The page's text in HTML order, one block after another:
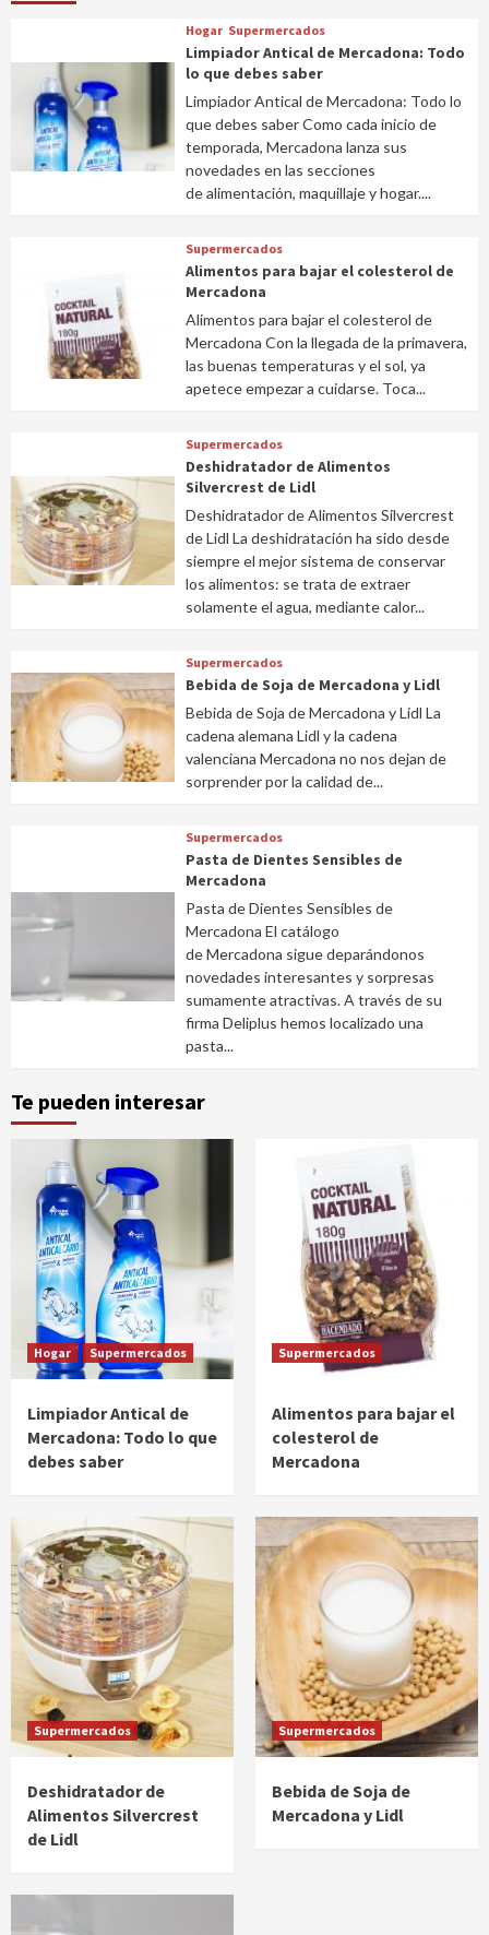
Hogar Supermercados
Limpiador Antical de Mercadona: Todo
lo que debes saber
Limpiador Antical de Mercadona: Todo lo
que debes saber Como cada inicio de
temporada, Mercadona lanza sus
novedades en las secciones
de alimentación, maquillaje y hogar....
Supermercados
Alimentos para bajar el colesterol de
Mercadona
Alimentos para bajar el colesterol de
Mercadona Con la llegada de la primavera,
las buenas temperaturas y el sol, ya
apetece empezar a cuidarse. Toca...
Supermercados
Deshidratador de Alimentos
Silvercrest de Lidl
Deshidratador de Alimentos Silvercrest
de Lidl La deshidratación ha sido desde
siempre el mejor sistema de conservar
los alimentos: se trata de extraer
solamente el agua, mediante calor...
Supermercados
Bebida de Soja de Mercadona y Lidl
Bebida de Soja de Mercadona y Lidl La
cadena alemana Lidl y la cadena
valenciana Mercadona no nos dejan de
sorprender por la calidad de...
Supermercados
Pasta de Dientes Sensibles de
Mercadona
Pasta de Dientes Sensibles de
Mercadona El catálogo
de Mercadona sigue deparándonos
novedades interesantes y sorpresas
sumamente atractivas. A través de su
firma Deliplus hemos localizado una
pasta...
Te pueden interesar
Hogar Supermercados
Limpiador Antical de
Mercadona: Todo lo que
debes saber
Supermercados
Alimentos para bajar el
colesterol de
Mercadona
Supermercados
Deshidratador de
Alimentos Silvercrest
de Lidl
Supermercados
Bebida de Soja de
Mercadona y Lidl